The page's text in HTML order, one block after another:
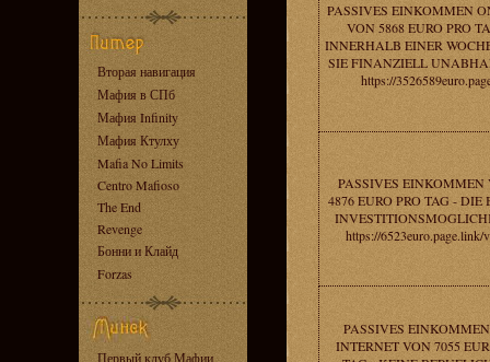
Вторая навигация
Мафия в СПб
Мафия Infinity
Мафия Ктулху
Mafia No Limits
Centro Mafioso
The End
Revenge
Бонни и Клайд
Forzas
Первый клуб Мафии
PASSIVES EINKOMMEN
VON 5868 EURO PRO
INNERHALB EINER
SIE FINANZIELL
https://
PASSIVES EINKOMMEN
4876 EURO PRO TAG - DIE
https://6523euro.page.link/
PASSIVES
INTERNET VON 7055